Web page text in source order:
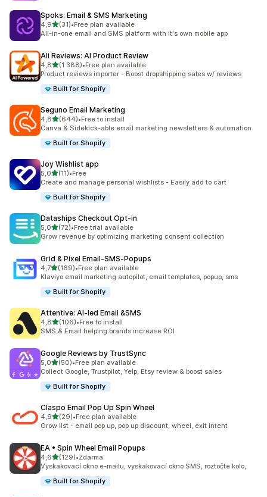
Spoks: Email & SMS Marketing
4,9z 5 hvězd
(31)
Celkový počet recenzí: 31
•Free plan available
All-in-one email and SMS platform with it's own mobile app
Ali Reviews: AI Product Review
4,8z 5 hvězd
(1 388)
Celkový počet recenzí: 1388
•Free plan available
Product reviews importer - Boost dropshipping sales w/ reviews
Built for Shopify
Seguno Email Marketing
4,8z 5 hvězd
(644)
Celkový počet recenzí: 644
•Free to install
Canva & Sidekick-able email marketing newsletters & automation
Built for Shopify
Joy Wishlist app
5,0z 5 hvězd
(11)
Celkový počet recenzí: 11
•Free
Create and manage personal wishlists - Easily add to cart
Built for Shopify
Dataships Checkout Opt‑in
5,0z 5 hvězd
(72)
Celkový počet recenzí: 72
•Free trial available
Grow revenue by optimizing marketing consent collection
Grid & Pixel Email‑SMS‑Popups
4,7z 5 hvězd
(169)
Celkový počet recenzí: 169
•Free plan available
Klaviyo email marketing autopilot, email templates, popup, sms
Built for Shopify
Attentive: AI‑led Email &SMS
4,8z 5 hvězd
(106)
Celkový počet recenzí: 106
•Free to install
SMS & Email helping brands increase ROI
Google Reviews by TrustSync
5,0z 5 hvězd
(50)
Celkový počet recenzí: 50
•Free plan available
Collect Google, Trustpilot, Yelp, Etsy review & boost sales
Built for Shopify
Claspo Email Pop Up Spin Wheel
4,9z 5 hvězd
(29)
Celkový počet recenzí: 29
•Free plan available
Grow list - email pop up, pop up discount, wheel, exit intent
EA • Spin Wheel Email Popups
4,6z 5 hvězd
(129)
Celkový počet recenzí: 129
•Zdarma
Vyskakovací okno e-mailu, vyskakovací okno SMS, roztočte kolo,
Built for Shopify